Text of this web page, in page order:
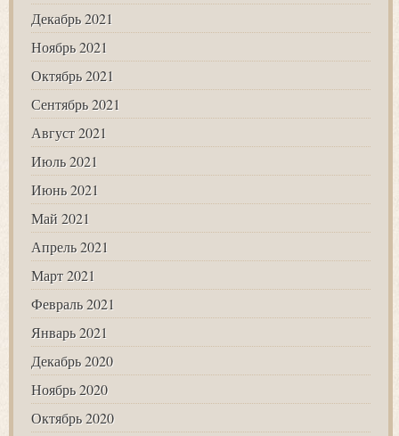
Декабрь 2021
Ноябрь 2021
Октябрь 2021
Сентябрь 2021
Август 2021
Июль 2021
Июнь 2021
Май 2021
Апрель 2021
Март 2021
Февраль 2021
Январь 2021
Декабрь 2020
Ноябрь 2020
Октябрь 2020